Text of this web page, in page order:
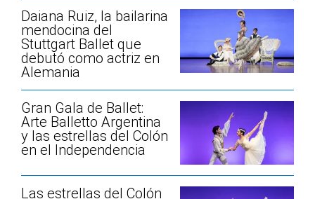
Daiana Ruiz, la bailarina
mendocina del
Stuttgart Ballet que
debutó como actriz en
Alemania
Gran Gala de Ballet:
Arte Balletto Argentina
y las estrellas del Colón
en el Independencia
Las estrellas del Colón